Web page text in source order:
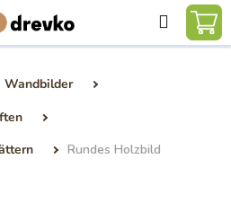
Suchen
Wandbilder
Rundes Holzbild